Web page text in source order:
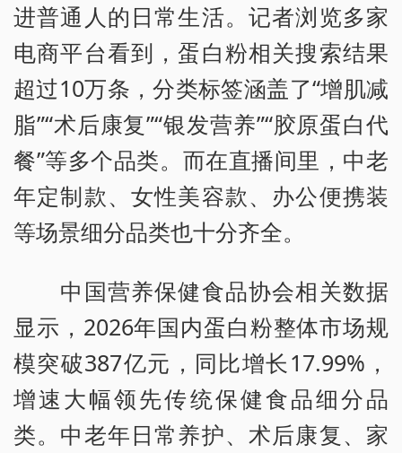
进普通人的日常生活。记者浏览多家
电商平台看到，蛋白粉相关搜索结果
超过10万条，分类标签涵盖了“增肌减
脂”“术后康复”“银发营养”“胶原蛋白代
餐”等多个品类。而在直播间里，中老
年定制款、女性美容款、办公便携装
等场景细分品类也十分齐全。
中国营养保健食品协会相关数据
显示，2026年国内蛋白粉整体市场规
模突破387亿元，同比增长17.99%，
增速大幅领先传统保健食品细分品
类。中老年日常养护、术后康复、家